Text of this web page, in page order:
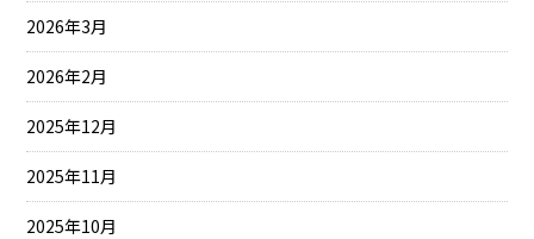
2026年3月
2026年2月
2025年12月
2025年11月
2025年10月